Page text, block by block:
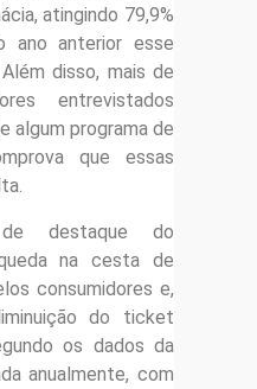
atingindo 79,9%
ano anterior esse
disso, mais de
entrevistados
algum programa de
que essas
destaque do
na cesta de
consumidores e,
do ticket
os dados da
anualmente, com